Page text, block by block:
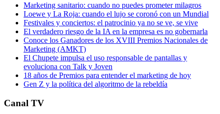
Marketing sanitario: cuando no puedes prometer milagros
Loewe y La Roja: cuando el lujo se coronó con un Mundial
Festivales y conciertos: el patrocinio ya no se ve, se vive
El verdadero riesgo de la IA en la empresa es no gobernarla
Conoce los Ganadores de los XVIII Premios Nacionales de
Marketing (AMKT)
El Chupete impulsa el uso responsable de pantallas y
evoluciona con Talk y Joven
18 años de Premios para entender el marketing de hoy
Gen Z y la política del algoritmo de la rebeldía
Canal TV